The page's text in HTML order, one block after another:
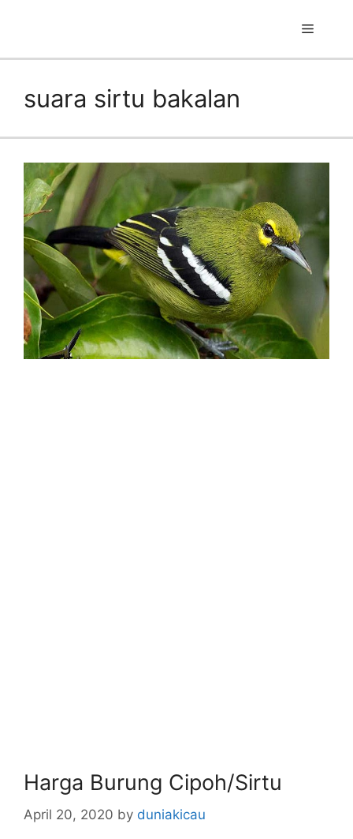
Menu
suara sirtu bakalan
Harga Burung Cipoh/Sirtu
April 20, 2020 by duniakicau